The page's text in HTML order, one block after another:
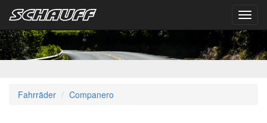
Fahrräder Companero